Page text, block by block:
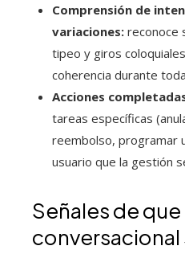
Comprensión de
variaciones: reconoce
tipeo y giros
coherencia durante
Acciones
tareas específicas
reembolso, programar
usuario que la gestión
Señales de
conversacional